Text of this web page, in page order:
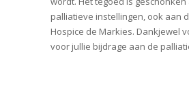
palliatieve instellingen, ook aan
Hospice de Markies. Dankjewel
voor jullie bijdrage aan de